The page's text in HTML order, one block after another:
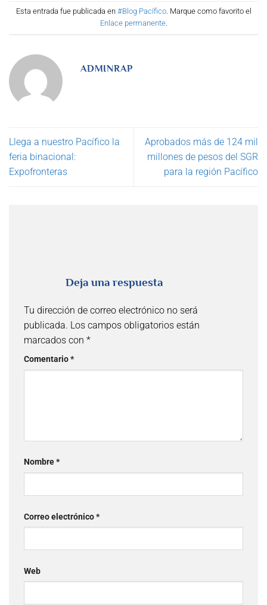
Esta entrada fue publicada en #Blog Pacífico. Marque como favorito el
Enlace permanente.
ADMINRAP
Llega a nuestro Pacífico la
feria binacional:
Expofronteras
Aprobados más de 124 mil
millones de pesos del SGR
para la región Pacífico
Deja una respuesta
Tu dirección de correo electrónico no será
publicada. Los campos obligatorios están
marcados con *
Comentario*
Nombre*
Correo electrónico*
Web